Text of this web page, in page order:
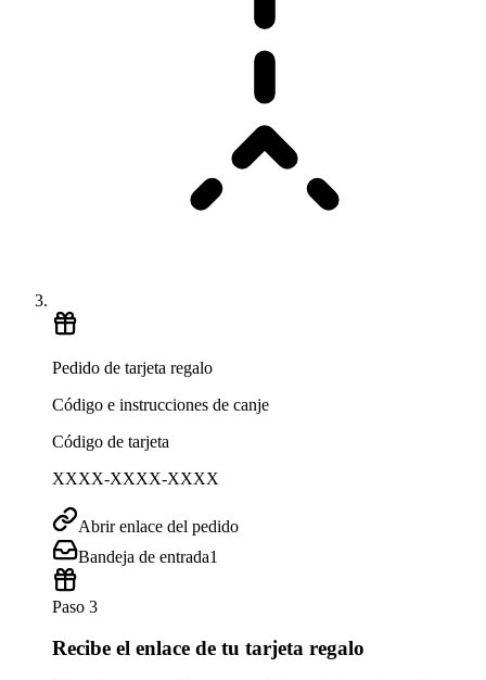
Pedido de tarjeta regalo
Código e instrucciones de canje
Código de tarjeta
XXXX-XXXX-XXXX
Abrir enlace del pedido
Bandeja de entrada1
Paso 3
Recibe el enlace de tu tarjeta regalo